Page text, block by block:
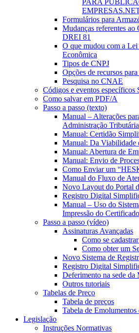
PARA
Formulários para
Mudanças referentes
DREI 81
O que mudou com a
Econômica
Tipos de CNPJ
Opções de recursos
Pesquisa no CNAE
Códigos e eventos específicos
Como salvar em PDF/A
Passo a passo (texto)
Manual – Alterações
Administração Tributária
Manual: Certidão
Manual: Da Viabilidade
Manual: Abertura de
Manual: Envio de
Como Enviar um
Manual do Fluxo de
Novo Layout do Portal
Registro Digital
Manual – Uso do
Impressão do
Passo a passo (vídeo)
Assinaturas Avançadas
Como se
Como obter um
Novo Sistema de
Registro Digital
Deferimento na sede da
Outros tutoriais
Tabelas de Preço
Tabela de preços
Tabela de Emolumentos
Legislação
Instruções Normativas